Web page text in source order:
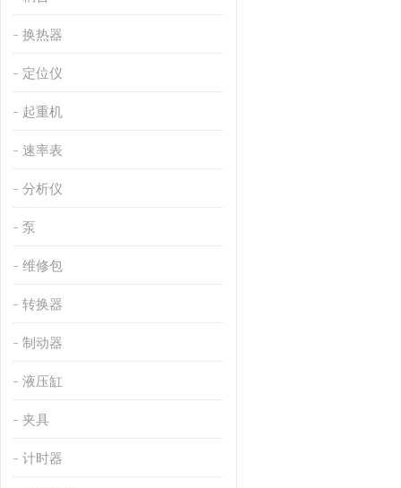
换热器
定位仪
起重机
速率表
分析仪
泵
维修包
转换器
制动器
液压缸
夹具
计时器